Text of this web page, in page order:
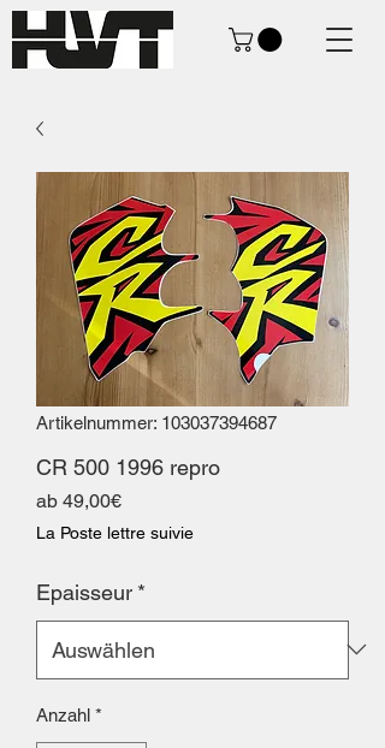
Artikelnummer: 103037394687
CR 500 1996 repro
ab 49,00€Sale-
Preis
La Poste lettre suivie
Epaisseur *
Anzahl *